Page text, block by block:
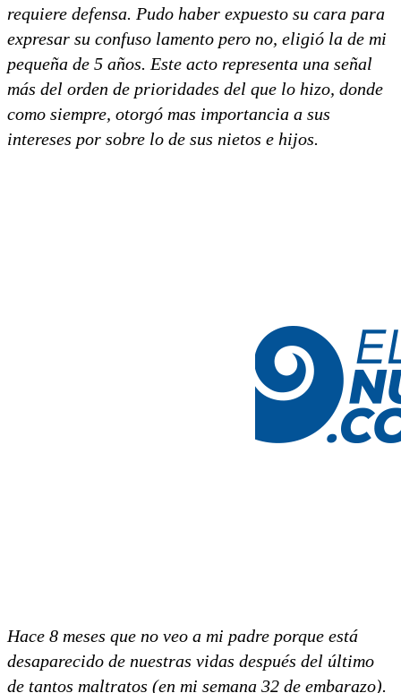
requiere defensa. Pudo haber expuesto su cara para
expresar su confuso lamento pero no, eligió la de mi
pequeña de 5 años. Este acto representa una señal
más del orden de prioridades del que lo hizo, donde
como siempre, otorgó mas importancia a sus
intereses por sobre lo de sus nietos e hijos.
Hace 8 meses que no veo a mi padre porque está
desaparecido de nuestras vidas después del último
de tantos maltratos (en mi semana 32 de embarazo).